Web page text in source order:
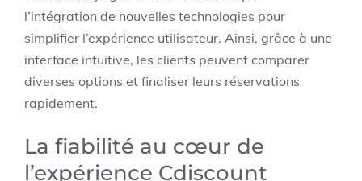
l’intégration de nouvelles technologies pour
simplifier l’expérience utilisateur. Ainsi, grâce à une
interface intuitive, les clients peuvent comparer
diverses options et finaliser leurs réservations
rapidement.
La fiabilité au cœur de
l’expérience Cdiscount